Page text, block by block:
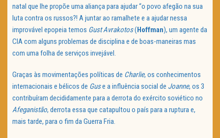
natal que lhe propõe uma aliança para ajudar “o povo afegão na sua
luta contra os russos?! A juntar ao ramalhete e a ajudar nessa
improvável epopeia temos Gust Avrakotos(Hoffman), um agente da
CIA com alguns problemas de disciplina e de boas-maneiras mas
com uma folha de serviços invejável.
Graças às movimentações políticas de Charlie, os conhecimentos
internacionais e bélicos de Guse a influência social de Joanne, os 3
contribuíram decididamente para a derrota do exército soviético no
Afeganistão, derrota essa que catapultou o país para a ruptura e,
mais tarde, para o fim da Guerra Fria.